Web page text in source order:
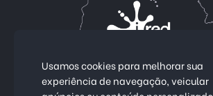
Usamos cookies para melhorar sua
experiência de navegação, veicular